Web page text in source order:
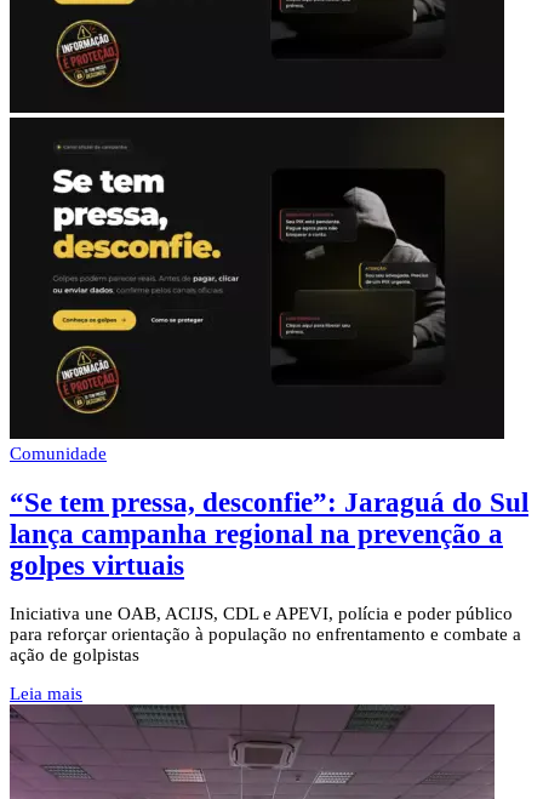
Comunidade
“Se tem pressa, desconfie”: Jaraguá do Sul
lança campanha regional na prevenção a
golpes virtuais
Iniciativa une OAB, ACIJS, CDL e APEVI, polícia e poder público
para reforçar orientação à população no enfrentamento e combate a
ação de golpistas
Leia mais